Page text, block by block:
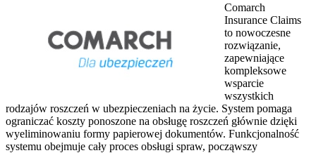
Comarch
Insurance Claims
to nowoczesne
rozwiązanie,
zapewniające
kompleksowe
wsparcie
wszystkich
rodzajów roszczeń w ubezpieczeniach na życie. System pomaga
ograniczać koszty ponoszone na obsługę roszczeń głównie dzięki
wyeliminowaniu formy papierowej dokumentów. Funkcjonalność
systemu obejmuje cały proces obsługi spraw, począwszy